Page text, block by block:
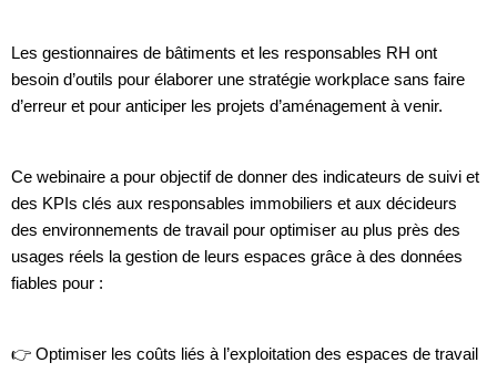
Les gestionnaires de bâtiments et les responsables RH ont
besoin d’outils pour élaborer une stratégie workplace sans faire
d’erreur et pour anticiper les projets d’aménagement à venir.
Ce webinaire a pour objectif de donner des indicateurs de suivi et
des KPIs clés aux responsables immobiliers et aux décideurs
des environnements de travail pour optimiser au plus près des
usages réels la gestion de leurs espaces grâce à des données
fiables pour :
👉 Optimiser les coûts liés à l’exploitation des espaces de travail